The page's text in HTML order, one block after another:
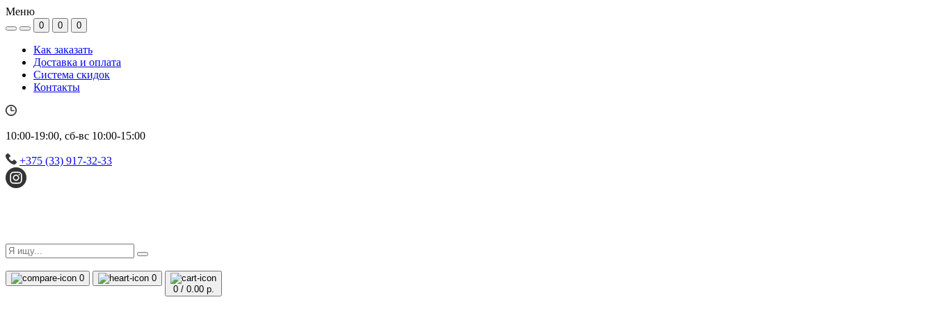
Меню
0 0 0
Как заказать
Доставка и оплата
Система скидок
Контакты
10:00-19:00, сб-вс 10:00-15:00
+375 (33) 917-32-33
0
0
0/ 0.00 р.